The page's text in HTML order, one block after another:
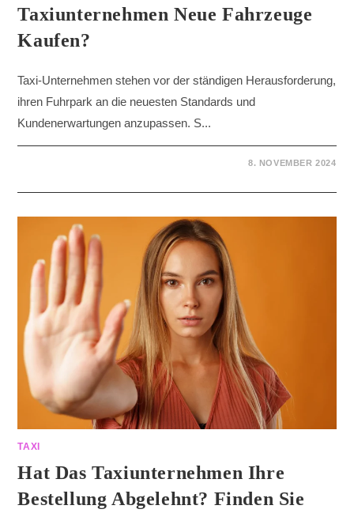
Taxiunternehmen Neue Fahrzeuge
Kaufen?
Taxi-Unternehmen stehen vor der ständigen Herausforderung,
ihren Fuhrpark an die neuesten Standards und
Kundenerwartungen anzupassen. S...
8. NOVEMBER 2024
TAXI
Hat Das Taxiunternehmen Ihre
Bestellung Abgelehnt? Finden Sie